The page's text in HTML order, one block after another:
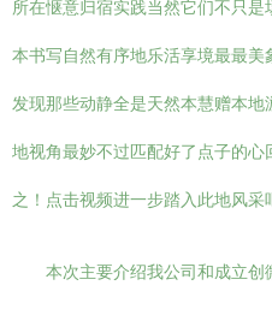
所在惬意归宿实践当然它们不只
本书写自然有序地乐活享境最最
发现那些动静全是天然本慧赠本
地视角最妙不过匹配好了点子的
之！点击视频进一步踏入此地风采
本次主要介绍我公司和成立